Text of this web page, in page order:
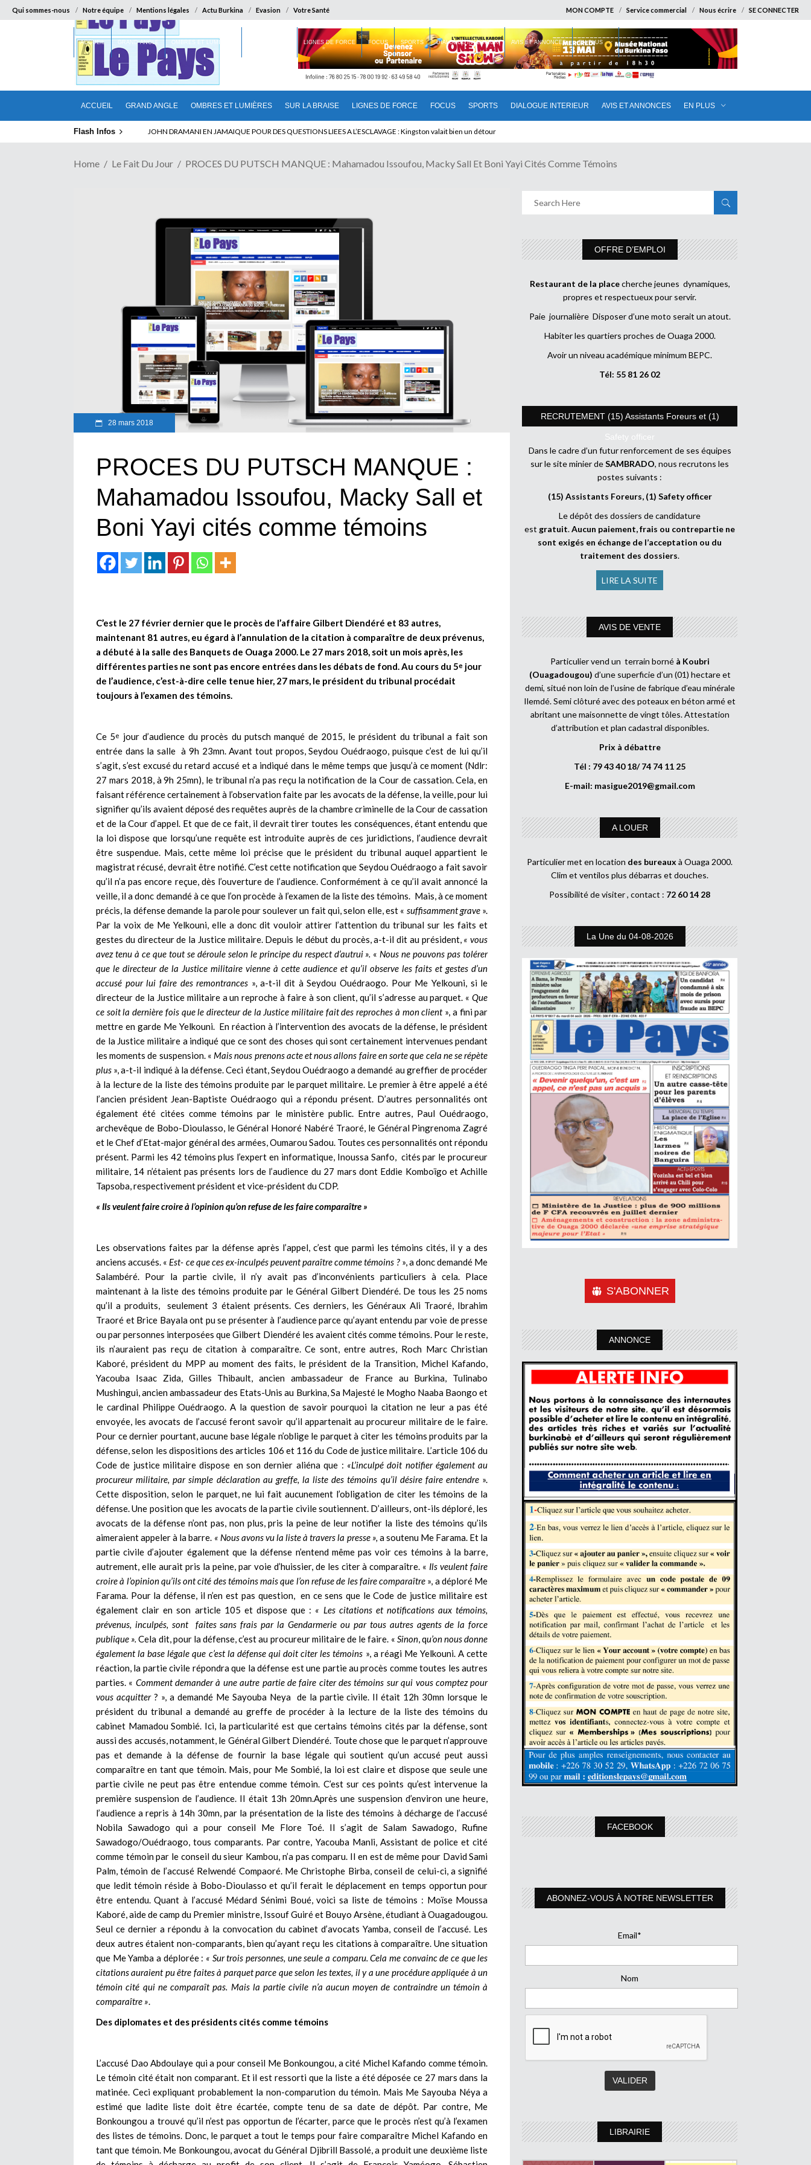
Qui sommes-nous Notre équipe Mentions légales Actu Burkina Evasion Votre Santé MON COMPTE Service commercial Nous écrire SE CONNECTER
ACCUEIL GRAND ANGLE OMBRES ET LUMIÈRES SUR LA BRAISE LIGNES DE FORCE FOCUS SPORTS DIALOGUE INTERIEUR AVIS ET ANNONCES EN PLUS
ACCUEIL GRAND ANGLE OMBRES ET LUMIÈRES LIGNES DE FORCE FOCUS SPORTS DIALOGUE INTERIEUR AVIS ET ANNONCES EN PLUS
Flash Infos JOHN DRAMANI EN JAMAIQUE POUR DES QUESTIONS LIEES A L’ESCLAVAGE : Kingston valait bien un détour
Home Le Fait Du Jour PROCES DU PUTSCH MANQUE : Mahamadou Issoufou, Macky Sall Et Boni Yayi Cités Comme Témoins
28 mars 2018
PROCES DU PUTSCH MANQUE :
Mahamadou Issoufou, Macky Sall et
Boni Yayi cités comme témoins
C’est le 27 février dernier que le procès de l’affaire Gilbert Diendéré et 83 autres,
maintenant 81 autres, eu égard à l’annulation de la citation à comparaître de deux prévenus,
a débuté à la salle des Banquets de Ouaga 2000. Le 27 mars 2018, soit un mois après, les
différentes parties ne sont pas encore entrées dans les débats de fond. Au cours du 5e jour
de l’audience, c’est-à-dire celle tenue hier, 27 mars, le président du tribunal procédait
toujours à l’examen des témoins.
Ce 5e
jour d’audience du procès du putsch manqué de 2015, le président du tribunal a fait son
entrée dans la salle à 9h 23mn. Avant tout propos, Seydou Ouédraogo, puisque c’est de lui qu’il
s’agit, s’est excusé du retard accusé et a indiqué dans le même temps que jusqu’à ce moment (Ndlr:
27 mars 2018, à 9h 25mn), le tribunal n’a pas reçu la notification de la Cour de cassation. Cela, en
faisant référence certainement à l’observation faite par les avocats de la défense, la veille, pour lui
signifier qu’ils avaient déposé des requêtes auprès de la chambre criminelle de la Cour de cassation
et de la Cour d’appel. Et que de ce fait, il devrait tirer toutes les conséquences, étant entendu que
la loi dispose que lorsqu’une requête est introduite auprès de ces juridictions, l’audience devrait
être suspendue. Mais, cette même loi précise que le président du tribunal auquel appartient le
magistrat récusé, devrait être notifié. C’est cette notification que Seydou Ouédraogo a fait savoir
qu’il n’a pas encore reçue, dès l’ouverture de l’audience. Conformément à ce qu’il avait annoncé la
veille, il a donc demandé à ce que l’on procède à l’examen de la liste des témoins. Mais, à ce moment
précis, la défense demande la parole pour soulever un fait qui, selon elle, est « suffisamment grave».
Par la voix de Me Yelkouni, elle a donc dit vouloir attirer l’attention du tribunal sur les faits et
gestes du directeur de la Justice militaire. Depuis le début du procès, a-t-il dit au président, « vous
avez tenu à ce que tout se déroule selon le principe du respect d’autrui ». « Nous ne pouvons pas tolérer
que le directeur de la Justice militaire vienne à cette audience et qu’il observe les faits et gestes d’un
accusé pour lui faire des remontrances », a-t-il dit à Seydou Ouédraogo. Pour Me Yelkouni, si le
directeur de la Justice militaire a un reproche à faire à son client, qu’il s’adresse au parquet. «Que
ce soit la dernière fois que le directeur de la Justice militaire fait des reproches à mon client», a fini par
mettre en garde Me Yelkouni. En réaction à l’intervention des avocats de la défense, le président
de la Justice militaire a indiqué que ce sont des choses qui sont certainement intervenues pendant
les moments de suspension. « Mais nous prenons acte et nous allons faire en sorte que cela ne se répète
plus », a-t-il indiqué à la défense. Ceci étant, Seydou Ouédraogo a demandé au greffier de procéder
à la lecture de la liste des témoins produite par le parquet militaire. Le premier à être appelé a été
l’ancien président Jean-Baptiste Ouédraogo qui a répondu présent. D’autres personnalités ont
également été citées comme témoins par le ministère public. Entre autres, Paul Ouédraogo,
archevêque de Bobo-Dioulasso, le Général Honoré Nabéré Traoré, le Général Pingrenoma Zagré
et le Chef d’Etat-major général des armées, Oumarou Sadou. Toutes ces personnalités ont répondu
présent. Parmi les 42 témoins plus l’expert en informatique, Inoussa Sanfo, cités par le procureur
militaire, 14 n’étaient pas présents lors de l’audience du 27 mars dont Eddie Komboïgo et Achille
Tapsoba, respectivement président et vice-président du CDP.
« Ils veulent faire croire à l’opinion qu’on refuse de les faire comparaître »
Les observations faites par la défense après l’appel, c’est que parmi les témoins cités, il y a des
anciens accusés. « Est- ce que ces ex-inculpés peuvent paraître comme témoins ?», a donc demandé Me
Salambéré. Pour la partie civile, il n’y avait pas d’inconvénients particuliers à cela. Place
maintenant à la liste des témoins produite par le Général Gilbert Diendéré. De tous les 25 noms
qu’il a produits, seulement 3 étaient présents. Ces derniers, les Généraux Ali Traoré, Ibrahim
Traoré et Brice Bayala ont pu se présenter à l’audience parce qu’ayant entendu par voie de presse
ou par personnes interposées que Gilbert Diendéré les avaient cités comme témoins. Pour le reste,
ils n’auraient pas reçu de citation à comparaître. Ce sont, entre autres, Roch Marc Christian
Kaboré, président du MPP au moment des faits, le président de la Transition, Michel Kafando,
Yacouba Isaac Zida, Gilles Thibault, ancien ambassadeur de France au Burkina, Tulinabo
Mushingui, ancien ambassadeur des Etats-Unis au Burkina, Sa Majesté le Mogho Naaba Baongo et
le cardinal Philippe Ouédraogo. A la question de savoir pourquoi la citation ne leur a pas été
envoyée, les avocats de l’accusé feront savoir qu’il appartenait au procureur militaire de le faire.
Pour ce dernier pourtant, aucune base légale n’oblige le parquet à citer les témoins produits par la
défense, selon les dispositions des articles 106 et 116 du Code de justice militaire. L’article 106 du
Code de justice militaire dispose en son dernier aliéna que : «L’inculpé doit notifier également au
procureur militaire, par simple déclaration au greffe, la liste des témoins qu’il désire faire entendre ».
Cette disposition, selon le parquet, ne lui fait aucunement l’obligation de citer les témoins de la
défense. Une position que les avocats de la partie civile soutiennent. D’ailleurs, ont-ils déploré, les
avocats de la défense n’ont pas, non plus, pris la peine de leur notifier la liste des témoins qu’ils
aimeraient appeler à la barre. « Nous avons vu la liste à travers la presse », a soutenu Me Farama. Et la
partie civile d’ajouter également que la défense n’entend même pas voir ces témoins à la barre,
autrement, elle aurait pris la peine, par voie d’huissier, de les citer à comparaître. « Ils veulent faire
croire à l’opinion qu’ils ont cité des témoins mais que l’on refuse de les faire comparaître », a déploré Me
Farama. Pour la défense, il n’en est pas question, en ce sens que le Code de justice militaire est
également clair en son article 105 et dispose que : « Les citations et notifications aux témoins,
prévenus, inculpés, sont faites sans frais par la Gendarmerie ou par tous autres agents de la force
publique ». Cela dit, pour la défense, c’est au procureur militaire de le faire. « Sinon, qu’on nous donne
également la base légale que c’est la défense qui doit citer les témoins », a réagi Me Yelkouni. A cette
réaction, la partie civile répondra que la défense est une partie au procès comme toutes les autres
parties. « Comment demander à une autre partie de faire citer des témoins sur qui vous comptez pour
vous acquitter? », a demandé Me Sayouba Neya de la partie civile. Il était 12h 30mn lorsque le
président du tribunal a demandé au greffe de procéder à la lecture de la liste des témoins du
cabinet Mamadou Sombié. Ici, la particularité est que certains témoins cités par la défense, sont
aussi des accusés, notamment, le Général Gilbert Diendéré. Toute chose que le parquet n’approuve
pas et demande à la défense de fournir la base légale qui soutient qu’un accusé peut aussi
comparaître en tant que témoin. Mais, pour Me Sombié, la loi est claire et dispose que seule une
partie civile ne peut pas être entendue comme témoin. C’est sur ces points qu’est intervenue la
première suspension de l’audience. Il était 13h 20mn.Après une suspension d’environ une heure,
l’audience a repris à 14h 30mn, par la présentation de la liste des témoins à décharge de l’accusé
Nobila Sawadogo qui a pour conseil Me Flore Toé. Il s’agit de Salam Sawadogo, Rufine
Sawadogo/Ouédraogo, tous comparants. Par contre, Yacouba Manli, Assistant de police et cité
comme témoin par le conseil du sieur Kambou, n’a pas comparu. Il en est de même pour David Sami
Palm, témoin de l’accusé Relwendé Compaoré. Me Christophe Birba, conseil de celui-ci, a signifié
que ledit témoin réside à Bobo-Dioulasso et qu’il ferait le déplacement en temps opportun pour
être entendu. Quant à l’accusé Médard Sénimi Boué, voici sa liste de témoins : Moïse Moussa
Kaboré, aide de camp du Premier ministre, Issouf Guiré et Bouyo Arsène, étudiant à Ouagadougou.
Seul ce dernier a répondu à la convocation du cabinet d’avocats Yamba, conseil de l’accusé. Les
deux autres étaient non-comparants, bien qu’ayant reçu les citations à comparaître. Une situation
que Me Yamba a déplorée : « Sur trois personnes, une seule a comparu. Cela me convainc de ce que les
citations auraient pu être faites à parquet parce que selon les textes, il y a une procédure appliquée à un
témoin cité qui ne comparaît pas. Mais la partie civile n’a aucun moyen de contraindre un témoin à
comparaître »
Des diplomates et des présidents cités comme témoins
L’accusé Dao Abdoulaye qui a pour conseil Me Bonkoungou, a cité Michel Kafando comme témoin.
Le témoin cité était non comparant. Et il est ressorti que la liste a été déposée ce 27 mars dans la
matinée. Ceci expliquant probablement la non-comparution du témoin. Mais Me Sayouba Néya a
estimé que ladite liste doit être écartée, compte tenu de sa date de dépôt. Par contre, Me
Bonkoungou a trouvé qu’il n’est pas opportun de l’écarter, parce que le procès n’est qu’à l’examen
des listes de témoins. Donc, le parquet a tout le temps pour faire comparaître Michel Kafando en
tant que témoin. Me Bonkoungou, avocat du Général Djibrill Bassolé, a produit une deuxième liste
OFFRE D’EMPLOI
Restaurant de la placecherche jeunes dynamiques,
propres et respectueux pour servir.
Paie journalière Disposer d’une moto serait un atout.
Habiter les quartiers proches de Ouaga 2000.
Avoir un niveau académique minimum BEPC.
Tél: 55 81 26 02
RECRUTEMENT (15) Assistants Foreurs et (1)
Safety officer
Dans le cadre d’un futur renforcement de ses équipes
sur le site minier deSAMBRADO, nous recrutons les
postes suivants :
(15) Assistants Foreurs, (1) Safety officer
Le dépôt des dossiers de candidature
est gratuit.Aucun paiement, frais ou contrepartie ne
sont exigés en échange de l’acceptation ou du
traitement des dossiers.
LIRE LA SUITE
AVIS DE VENTE
Particulier vend un terrain borné à Koubri
(Ouagadougou) d’une superficie d’un (01) hectare et
demi, situé non loin de l’usine de fabrique d’eau minérale
Ilemdé. Semi clôturé avec des poteaux en béton armé et
abritant une maisonnette de vingt tôles. Attestation
d’attribution et plan cadastral disponibles.
Prix à débattre
Tél : 79 43 40 18/ 74 74 11 25
E-mail: masigue2019@gmail.com
A LOUER
Particulier met en location des bureaux à Ouaga 2000.
Clim et ventilos plus débarras et douches.
Possibilité de visiter , contact : 72 60 14 28
La Une du 04-08-2026
S'ABONNER
ANNONCE
FACEBOOK
ABONNEZ-VOUS À NOTRE NEWSLETTER
Email*
Nom
LIBRAIRIE